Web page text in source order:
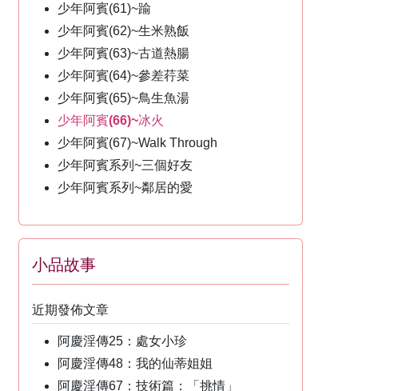
少年阿賓(61)~踰
少年阿賓(62)~生米熟飯
少年阿賓(63)~古道熱腸
少年阿賓(64)~參差荇菜
少年阿賓(65)~鳥生魚湯
少年阿賓(66)~冰火
少年阿賓(67)~Walk Through
少年阿賓系列~三個好友
少年阿賓系列~鄰居的愛
小品故事
近期發佈文章
阿慶淫傳25：處女小珍
阿慶淫傳48：我的仙蒂姐姐
阿慶淫傳67：技術篇：「挑情」